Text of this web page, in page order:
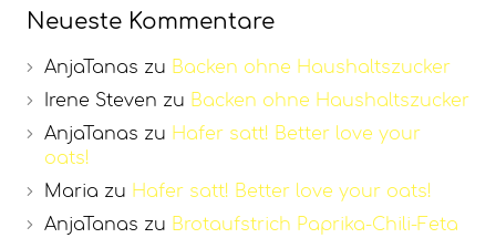
Neueste Kommentare
AnjaTanas zu Backen ohne Haushaltszucker
Irene Steven zu Backen ohne Haushaltszucker
AnjaTanas zu Hafer satt! Better love your
oats!
Maria zu Hafer satt! Better love your oats!
AnjaTanas zu Brotaufstrich Paprika-Chili-Feta